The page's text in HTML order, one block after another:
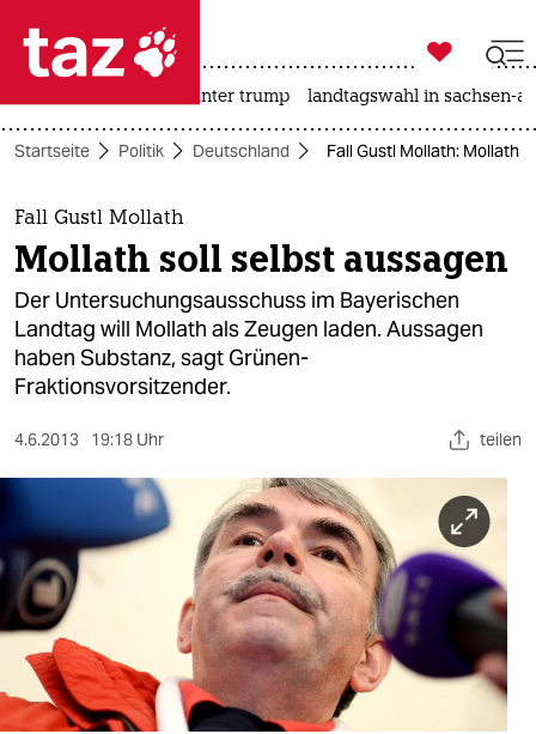
 taz zahl ich
taz zahl ich
themen
politik
öko
gesellschaft
kultur
sport
berlin
nord
wahrheit
verlag

taz zahl ich
usa unter trump landtagswahl in sachsen-
Startseite Politik Deutschland Fall Gustl Mollath: Mollath
Fall Gustl Mollath
Mollath soll selbst aussagen
Der Untersuchungsausschuss im Bayerischen
Landtag will Mollath als Zeugen laden. Aussagen
haben Substanz, sagt Grünen-
Fraktionsvorsitzender.
4.6.2013 19:18 Uhr teilen